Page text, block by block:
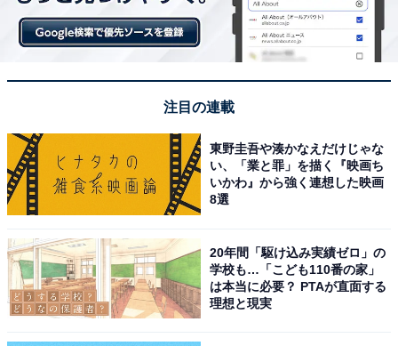
※回答者のコメントは原文ママです
この記事の筆者：福島 ゆき プロフィール
アニメや漫画のレビュー、エンタメトピックスなどを中
心に、オールジャンルで執筆中のライター。時々、店舗
取材などのリポート記事も担当。All AboutおよびAll
About ニュースでのライター歴は5年。
次ページ
19位までの全ランキング結果を見
る
注目の連載
東野圭吾や湊かなえだけじゃな
い、「業と罪」を描く『映画ち
いかわ』から強く連想した映画
8選
20年間「駆け込み実績ゼロ」の
学校も…「こども110番の家」
は本当に必要？ PTAが直面する
理想と現実